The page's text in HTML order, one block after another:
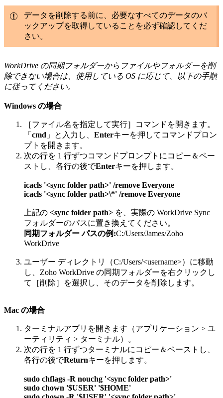
データを削除する前に、必要なすべてのデータのバ
ックアップを取得していることを必ず確認してくだ
さい。
WorkDrive の同期フォルダーからファイルやフォルダーを削
除できない場合は、使用している OS に応じて、以下の手順
に従ってください。
Windows の場合
［ファイル名を指定して実行］コマンドを開きます。
「 cmd 」と入力し、 Enterキーを押してコマンドプロン
プトを開きます。
次の行を 1 行ずつコマンドプロンプトにコピー＆ペー
ストし、各行の後でEnterキーを押します。
icacls '<sync folder path>' /remove Everyone
icacls '<sync folder path>\*' /remove Everyone
上記の <sync folder path> を、実際の WorkDrive Sync
フォルダーのパスに置き換えてください。
同期フォルダー パスの例:C:/Users/James/Zoho
WorkDrive
ユーザー ディレクトリ（C:/Users/<username>）に移動
し、Zoho WorkDrive の同期フォルダーを右クリックし
て［削除］を選択し、そのデータを削除します。
Mac の場合
ターミナルアプリを開きます（アプリケーション > ユ
ーティリティ > ターミナル）。
次の行を 1 行ずつターミナルにコピー＆ペーストし、
各行の後でReturnキーを押します。
sudo chflags -R nouchg '<sync folder path>'
sudo chown '$USER' '$HOME'